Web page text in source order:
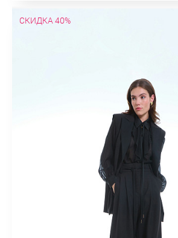
СКИДКА 40%